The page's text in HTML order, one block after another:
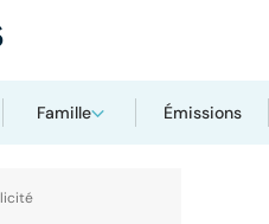
Famille Émissions